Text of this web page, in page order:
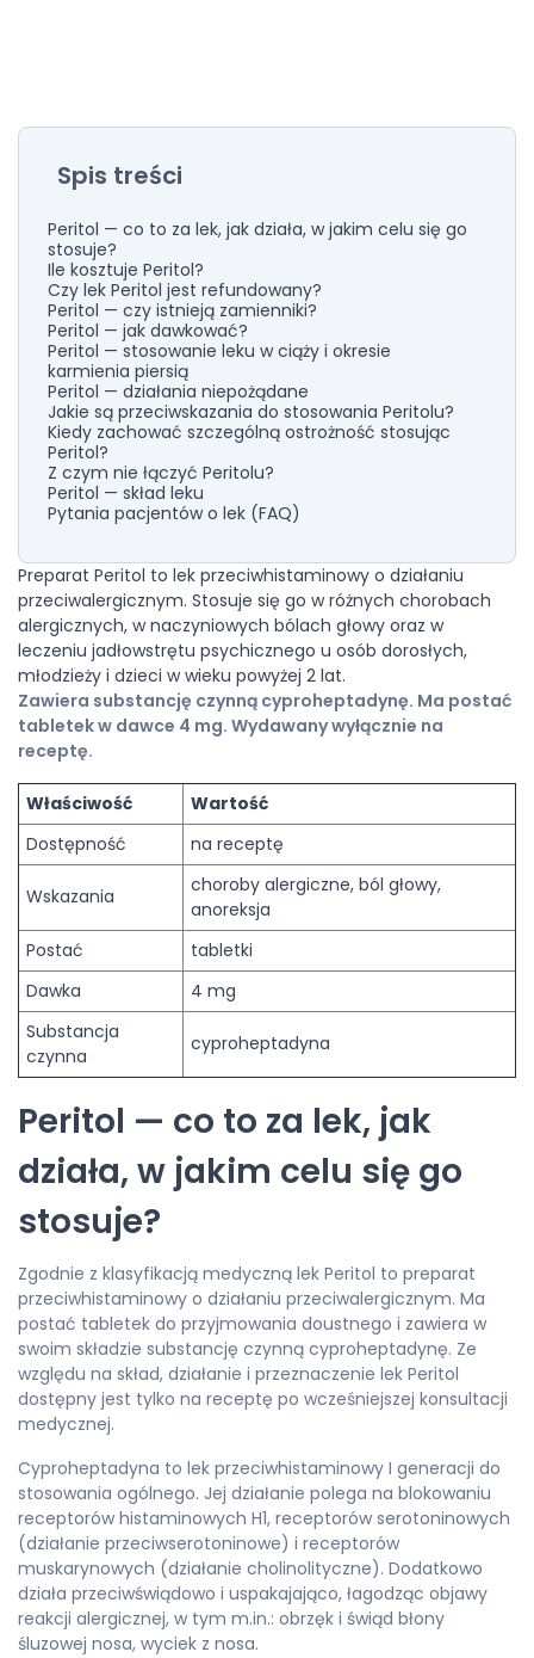
Preparat Peritol to lek przeciwhistaminowy o działaniu
przeciwalergicznym. Stosuje się go w różnych chorobach
alergicznych, w naczyniowych bólach głowy oraz w
leczeniu jadłowstrętu psychicznego u osób dorosłych,
młodzieży i dzieci w wieku powyżej 2 lat.
Zawiera substancję czynną cyproheptadynę. Ma postać
tabletek w dawce 4 mg. Wydawany wyłącznie na
receptę.
Właściwość
Wartość
Dostępność
na receptę
Wskazania
choroby alergiczne, ból głowy,
anoreksja
Postać
tabletki
Dawka
4 mg
Substancja
czynna
cyproheptadyna
Peritol — co to za lek, jak
działa, w jakim celu się go
stosuje?
Zgodnie z klasyfikacją medyczną lek Peritol to preparat
przeciwhistaminowy o działaniu przeciwalergicznym. Ma
postać tabletek do przyjmowania doustnego i zawiera w
swoim składzie substancję czynną cyproheptadynę. Ze
względu na skład, działanie i przeznaczenie lek Peritol
dostępny jest tylko na receptę po wcześniejszej konsultacji
medycznej.
Cyproheptadyna to lek przeciwhistaminowy I generacji do
stosowania ogólnego. Jej działanie polega na blokowaniu
receptorów histaminowych H1, receptorów serotoninowych
(działanie przeciwserotoninowe) i receptorów
muskarynowych (działanie cholinolityczne). Dodatkowo
działa przeciwświądowo i uspakajająco, łagodząc objawy
reakcji alergicznej, w tym m.in.: obrzęk i świąd błony
śluzowej nosa, wyciek z nosa.
Spis treści
Peritol — co to za lek, jak działa, w jakim celu się go
stosuje?
Ile kosztuje Peritol?
Czy lek Peritol jest refundowany?
Peritol — czy istnieją zamienniki?
Peritol — jak dawkować?
Peritol — stosowanie leku w ciąży i okresie
karmienia piersią
Peritol — działania niepożądane
Jakie są przeciwskazania do stosowania Peritolu?
Kiedy zachować szczególną ostrożność stosując
Peritol?
Z czym nie łączyć Peritolu?
Peritol — skład leku
Pytania pacjentów o lek (FAQ)